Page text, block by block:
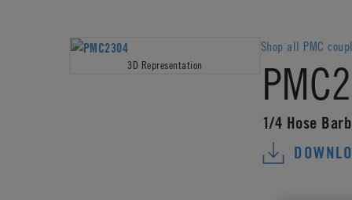
3D Representation
Shop all PMC
1/4 Hose